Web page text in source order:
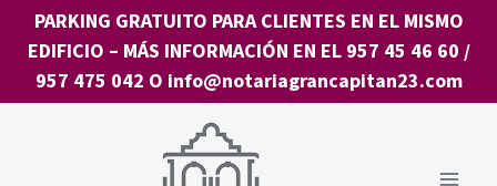
Saltar
contenido
PARKING GRATUITO PARA CLIENTES EN EL MISMO
EDIFICIO – MÁS INFORMACIÓN EN EL 957 45 46 60 /
957 475 042 O info@notariagrancapitan23.com